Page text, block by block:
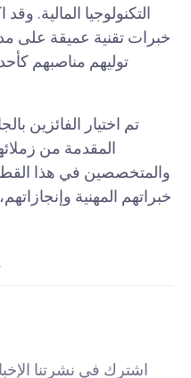
التكنولوجيا المالية.
خبرات تقنية عميقة على
توليهم مناصبهم
تم اختيار الفائزين
المقدمة من
والمتخصصين في هذا
خبراتهم المهنية
اشترك في نشرتنا